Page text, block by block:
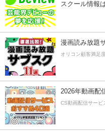
スクール情報
漫画読み放題
オリコン顧客満足
2026年動画配
CS動画配信サービ